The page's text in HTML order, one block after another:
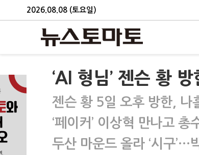
2026.08.08 (토요일)
‘AI 형님’ 젠슨 황
젠슨 황 5일 오후 방한, 나
‘페이커’ 이상혁 만나고 총
두산 마운드 올라 ‘시구’…